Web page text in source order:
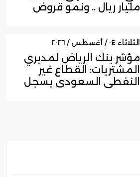
مليار ريال .. ونمو قروض
الثلاثاء ٠٤ / أغسطس / ٢٠٢٦
مؤشر بنك الرياض لمديري
المشتريات: القطاع غير
النفطي السعودي يسجل